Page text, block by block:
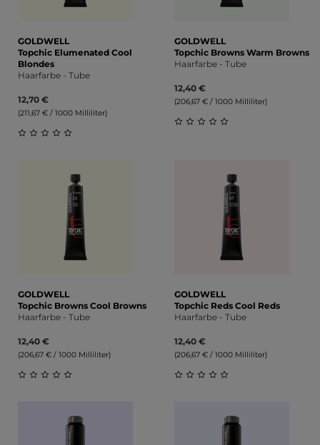
GOLDWELL
Topchic Elumenated Cool
Blondes
Haarfarbe - Tube
12,70 €
(211,67 € / 1000 Milliliter)
GOLDWELL
Topchic Browns Warm Browns
Haarfarbe - Tube
12,40 €
(206,67 € / 1000 Milliliter)
GOLDWELL
Topchic Browns Cool Browns
Haarfarbe - Tube
12,40 €
(206,67 € / 1000 Milliliter)
GOLDWELL
Topchic Reds Cool Reds
Haarfarbe - Tube
12,40 €
(206,67 € / 1000 Milliliter)